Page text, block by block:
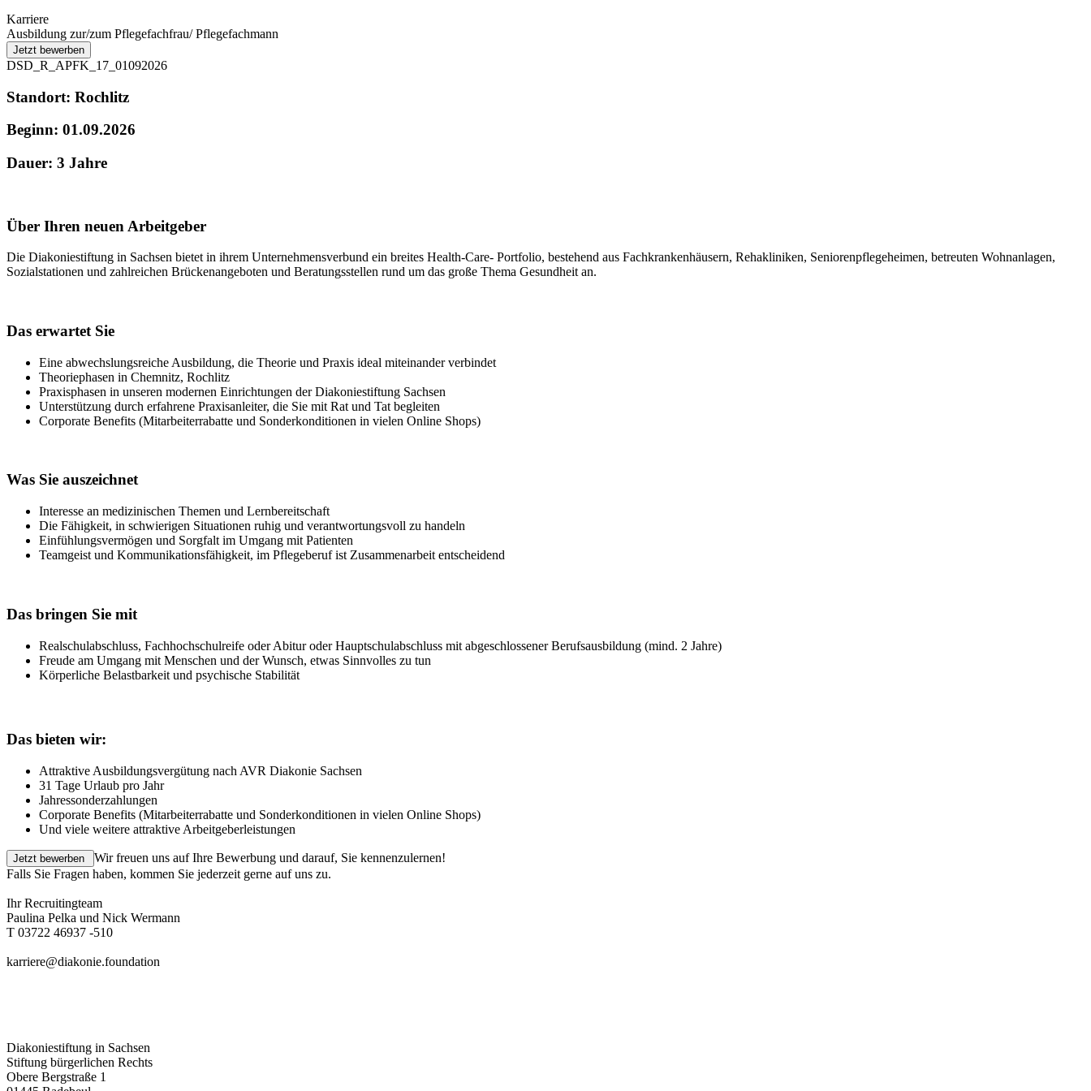
Karriere
Ausbildung zur/zum Pflegefachfrau/ Pflegefachmann
DSD_R_APFK_17_01092026
Standort: Rochlitz
Beginn: 01.09.2026
Dauer: 3 Jahre
Über Ihren neuen Arbeitgeber
Die Diakoniestiftung in Sachsen bietet in ihrem Unternehmensverbund ein breites Health-Care- Portfolio, bestehend aus Fachkrankenhäusern, Rehakliniken, Seniorenpflegeheimen, betreuten Wohnanlagen,
Sozialstationen und zahlreichen Brückenangeboten und Beratungsstellen rund um das große Thema Gesundheit an.
Das erwartet Sie
Eine abwechslungsreiche Ausbildung, die Theorie und Praxis ideal miteinander verbindet
Theoriephasen in Chemnitz, Rochlitz
Praxisphasen in unseren modernen Einrichtungen der Diakoniestiftung Sachsen
Unterstützung durch erfahrene Praxisanleiter, die Sie mit Rat und Tat begleiten
Corporate Benefits (Mitarbeiterrabatte und Sonderkonditionen in vielen Online Shops)
Was Sie auszeichnet
Interesse an medizinischen Themen und Lernbereitschaft
Die Fähigkeit, in schwierigen Situationen ruhig und verantwortungsvoll zu handeln
Einfühlungsvermögen und Sorgfalt im Umgang mit Patienten
Teamgeist und Kommunikationsfähigkeit, im Pflegeberuf ist Zusammenarbeit entscheidend
Das bringen Sie mit
Realschulabschluss, Fachhochschulreife oder Abitur oder Hauptschulabschluss mit abgeschlossener Berufsausbildung (mind. 2 Jahre)
Freude am Umgang mit Menschen und der Wunsch, etwas Sinnvolles zu tun
Körperliche Belastbarkeit und psychische Stabilität
Das bieten wir:
Attraktive Ausbildungsvergütung nach AVR Diakonie Sachsen
31 Tage Urlaub pro Jahr
Jahressonderzahlungen
Corporate Benefits (Mitarbeiterrabatte und Sonderkonditionen in vielen Online Shops)
Und viele weitere attraktive Arbeitgeberleistungen
Wir freuen uns auf Ihre Bewerbung und darauf, Sie kennenzulernen!
Falls Sie Fragen haben, kommen Sie jederzeit gerne auf uns zu.
Ihr Recruitingteam
Paulina Pelka und Nick Wermann
T 03722 46937 -510
karriere@diakonie.foundation
Diakoniestiftung in Sachsen
Stiftung bürgerlichen Rechts
Obere Bergstraße 1